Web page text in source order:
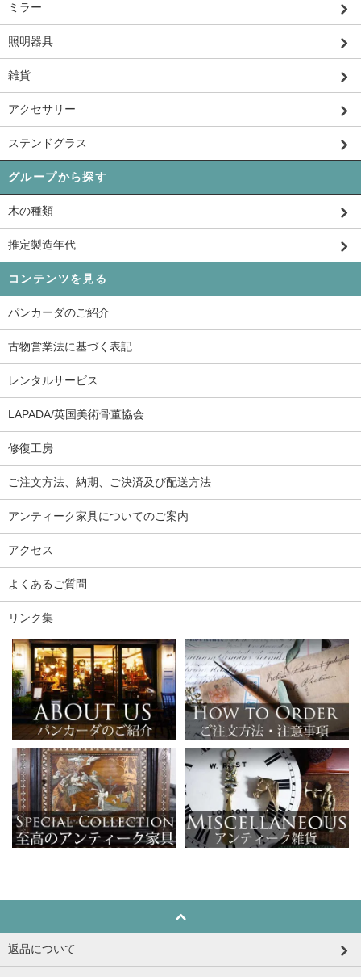
ミラー
照明器具
雑貨
アクセサリー
ステンドグラス
グループから探す
木の種類
推定製造年代
コンテンツを見る
パンカーダのご紹介
古物営業法に基づく表記
レンタルサービス
LAPADA/英国美術骨董協会
修復工房
ご注文方法、納期、ご決済及び配送方法
アンティーク家具についてのご案内
アクセス
よくあるご質問
リンク集
返品について